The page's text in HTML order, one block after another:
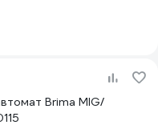
Brima MIG/